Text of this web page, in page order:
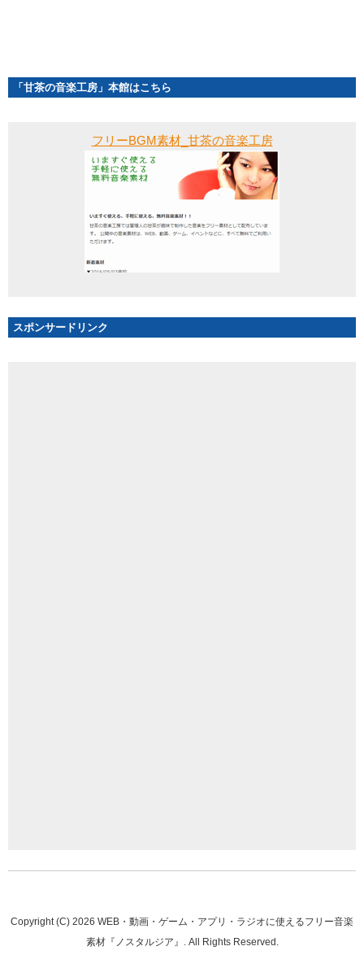
「甘茶の音楽工房」本館はこちら
フリーBGM素材_甘茶の音楽工房
スポンサードリンク
Copyright (C) 2026 WEB・動画・ゲーム・アプリ・ラジオに使えるフリー音楽
素材『ノスタルジア』 . All Rights Reserved.